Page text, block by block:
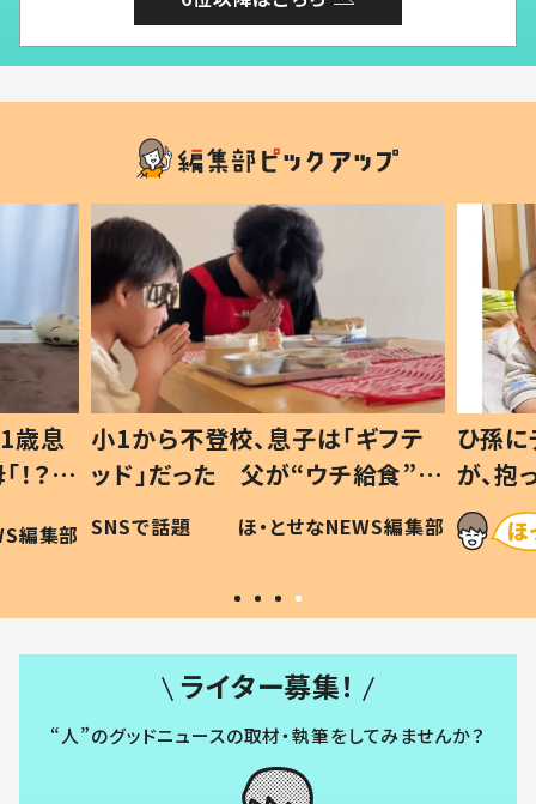
歳息
？」
編集部
小1から不登校、息子は「ギフテ
ッド」だった 父が“ウチ給食”を
作り続ける理由とは #令和の親
#令和の子
SNSで話題 ほ・とせなNEWS編集部
ひ孫
が、
「涙が
い」
ライター募集！
“人”のグッドニュースの取材・執筆をしてみませんか？